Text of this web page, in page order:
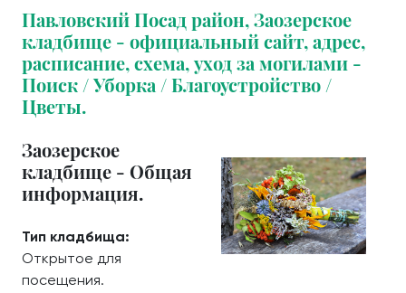
Павловский Посад район, Заозерское
кладбище - официальный сайт, адрес,
расписание, схема, уход за могилами -
Поиск / Уборка / Благоустройство /
Цветы.
Заозерское
кладбище - Общая
информация.
Тип кладбища:
Открытое для
посещения.